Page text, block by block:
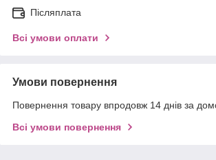
Післяплата
Всі умови оплати
Умови повернення
Повернення товару впродовж 14 днів за
Всі умови повернення